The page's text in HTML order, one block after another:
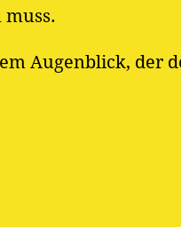
Augenblick, der